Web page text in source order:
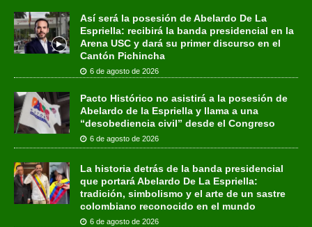
Así será la posesión de Abelardo De La
Espriella: recibirá la banda presidencial en la
Arena USC y dará su primer discurso en el
Cantón Pichincha
6 de agosto de 2026
Pacto Histórico no asistirá a la posesión de
Abelardo de la Espriella y llama a una
“desobediencia civil” desde el Congreso
6 de agosto de 2026
La historia detrás de la banda presidencial
que portará Abelardo De La Espriella:
tradición, simbolismo y el arte de un sastre
colombiano reconocido en el mundo
6 de agosto de 2026